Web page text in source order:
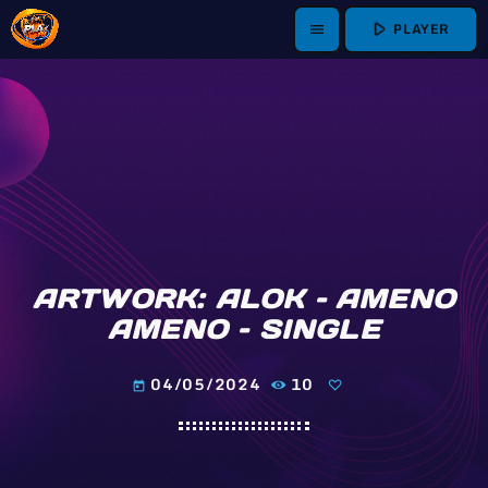
menu play_arrow PLAYER
ARTWORK: ALOK – AMENO
AMENO – SINGLE
today 04/05/2024 10